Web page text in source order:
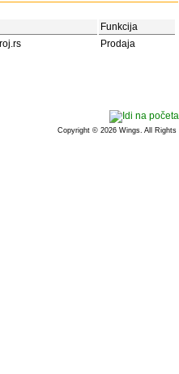
Funkcija
Prodaja
Copyright © 2026 Wings. All Rights